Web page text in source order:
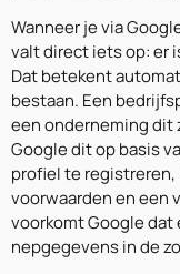
Wanneer je via
valt direct iets op: er
Dat betekent
bestaan. Een
een onderneming dit
Google dit op basis
profiel te
voorwaarden en een
voorkomt Google dat
nepgegevens in de